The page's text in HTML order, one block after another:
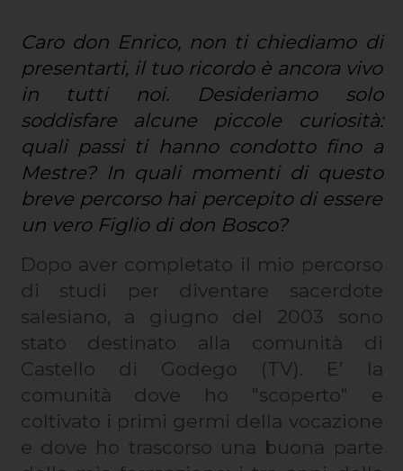
Caro don Enrico, non ti chiediamo di
presentarti, il tuo ricordo è ancora vivo
in tutti noi. Desideriamo solo
soddisfare alcune piccole curiosità:
quali passi ti hanno condotto fino a
Mestre? In quali momenti di questo
breve percorso hai percepito di essere
un vero Figlio di don Bosco?
Dopo aver completato il mio percorso
di studi per diventare sacerdote
salesiano, a giugno del 2003 sono
stato destinato alla comunità di
Castello di Godego (TV). E’ la
comunità dove ho "scoperto" e
coltivato i primi germi della vocazione
e dove ho trascorso una buona parte